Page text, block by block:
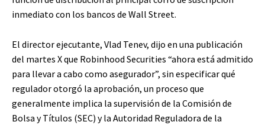
inmediato con los bancos de Wall Street.
El director ejecutante, Vlad Tenev, dijo en una publicación
del martes X que Robinhood Securities “ahora está admitido
para llevar a cabo como asegurador”, sin especificar qué
regulador otorgó la aprobación, un proceso que
generalmente implica la supervisión de la Comisión de
Bolsa y Títulos (SEC) y la Autoridad Reguladora de la